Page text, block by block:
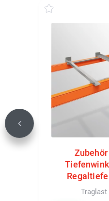
Zubehör
Traglast
Previous